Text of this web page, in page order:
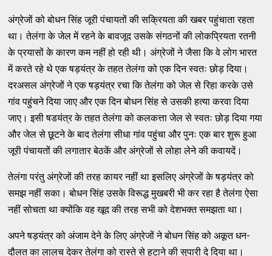
अंग्रेजों को बोधन सिंह जूरी पंचायतों की सक्रियता की खबर पहुंचाता रहता
था। तेलंगा के जेल में रहने के बावजूद उसके संगठनों की लोकप्रियता रतनी
के प्रयासों के कारण कम नहीं हो रही थी। अंग्रेजों ने जैसा कि वे लोग भारत
में करते रहे थे एक षड़यंत्र के तहत तेलंगा को एक दिन स्‍वतः छोड़ दिया।
दरअसल अंग्रेजों ने एक षड़यंत्र रचा कि तेलंगा को जेल से रिहा करके उसे
गांव पहुंचने दिया जाए और एक दिन बोधन सिंह से उसकी हत्‍या करवा दिया
जाए। इसी षडयंत्र के तहत तेलंगा को कलकत्ता जेल से स्‍वतः छोड़ दिया गया
और जेल से छूटने के बाद तेलंगा सीधा गांव पहुंचा और पुनः एक बार शुरू हुआ
जूरी पंचायतों की लगातार बेठकें और अंग्रेजों से लोहा लेने की कवायदें।
तेलंगा परंतु अंग्रेजों की तरह कायर नहीं था इसलिए अंग्रेजों के षड़यंत्र को
समझ नहीं सका। बोधन सिंह उसके विरूद्ध मुखबरी भी कर रहा है तेलंगा ऐसा
नहीं सोचता था क्‍योंकि वह खूद की तरह सभी को देशभक्‍त समझता था।
अपने षड़यंत्र को अंजाम देने के लिए अंग्रेजों ने बोधन सिंह को अकूत धन-
दौलत का लालच देकर तेलंगा को रास्‍ते से हटाने की सुपारी दे दिया था।